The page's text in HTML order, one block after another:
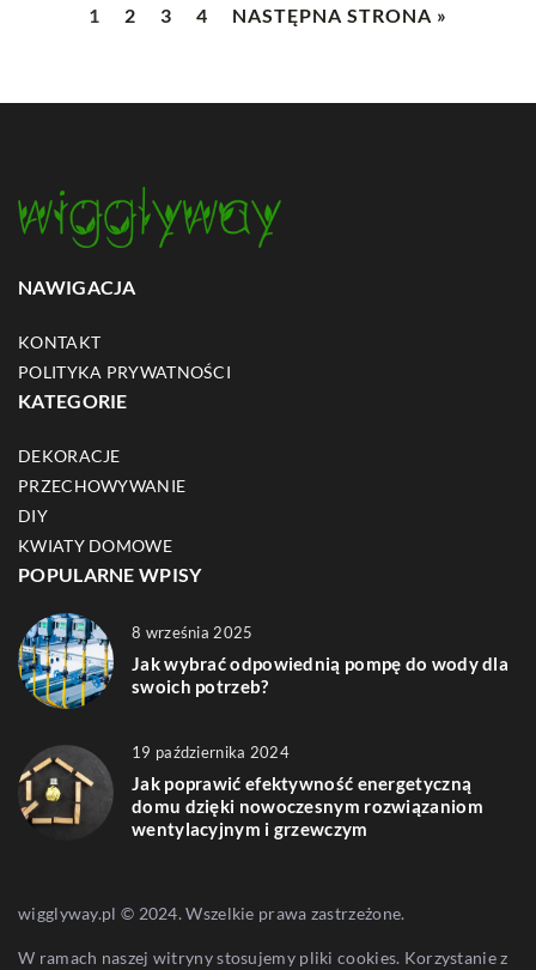
1 2 3 4 NASTĘPNA STRONA »
NAWIGACJA
KONTAKT
POLITYKA PRYWATNOŚCI
KATEGORIE
DEKORACJE
PRZECHOWYWANIE
DIY
KWIATY DOMOWE
POPULARNE WPISY
8 września 2025
Jak wybrać odpowiednią pompę do wody dla
swoich potrzeb?
19 października 2024
Jak poprawić efektywność energetyczną
domu dzięki nowoczesnym rozwiązaniom
wentylacyjnym i grzewczym
wigglyway.pl © 2024. Wszelkie prawa zastrzeżone.
W ramach naszej witryny stosujemy pliki cookies. Korzystanie z